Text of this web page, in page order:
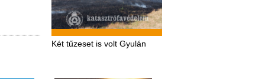
Két tűzeset is volt Gyulán